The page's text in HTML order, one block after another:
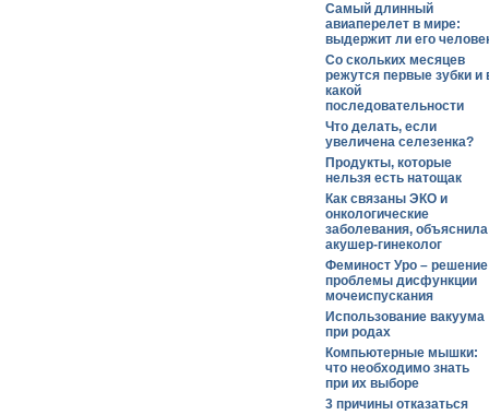
Самый длинный
авиаперелет в мире:
выдержит ли его
Со скольких месяцев
режутся первые зубки и
какой
последовательности
Что делать, если
увеличена селезенка?
Продукты, которые
нельзя есть натощак
Как связаны ЭКО и
онкологические
заболевания, объяснила
акушер-гинеколог
Феминост Уро – решение
проблемы дисфункции
мочеиспускания
Использование вакуума
при родах
Компьютерные мышки:
что необходимо знать
при их выборе
3 причины отказаться